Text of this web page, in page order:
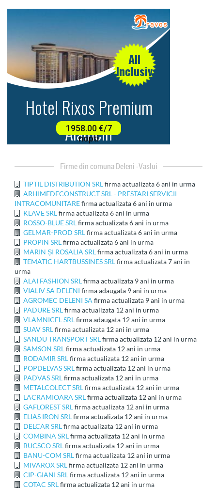
firme din comuna Deleni -Vaslui
TIPTIL DISTRIBUTION SRLfirma actualizata 6 ani in urma
ARHIMEDECONSTRUCT SRL - PRESTARI SERVICII
INTRACOMUNITAREfirma actualizata 6 ani in urma
KLAVE SRLfirma actualizata 6 ani in urma
ROSSO-BLUE SRLfirma actualizata 6 ani in urma
GELMAR-PROD SRLfirma actualizata 6 ani in urma
PROPIN SRLfirma actualizata 6 ani in urma
MARIN ȘI ROSALIA SRLfirma actualizata 6 ani in urma
TEMATIC HARTBUSSINES SRLfirma actualizata 7 ani in
urma
ALAI FASHION SRLfirma actualizata 9 ani in urma
VIALIV SA DELENI firma adaugata 9 ani in urma
AGROMEC DELENI SA firma actualizata 9 ani in urma
PADURE SRLfirma actualizata 12 ani in urma
VLAMNICEL SRLfirma adaugata 12 ani in urma
SUAV SRLfirma actualizata 12 ani in urma
SANDU TRANSPORT SRLfirma actualizata 12 ani in urma
SAMSON SRLfirma actualizata 12 ani in urma
RODAMIR SRLfirma actualizata 12 ani in urma
POPDELVAS SRLfirma actualizata 12 ani in urma
PADVAS SRLfirma actualizata 12 ani in urma
METALCOLECT SRLfirma actualizata 12 ani in urma
LACRAMIOARA SRLfirma actualizata 12 ani in urma
GAFLOREST SRLfirma actualizata 12 ani in urma
ELIAS IRON SRLfirma actualizata 12 ani in urma
DELCAR SRLfirma actualizata 12 ani in urma
COMBINA SRLfirma actualizata 12 ani in urma
BUCSCO SRLfirma actualizata 12 ani in urma
BANU-COM SRLfirma actualizata 12 ani in urma
MIVAROX SRLfirma actualizata 12 ani in urma
CIP-GIANI SRLfirma actualizata 12 ani in urma
COTAC SRLfirma actualizata 12 ani in urma